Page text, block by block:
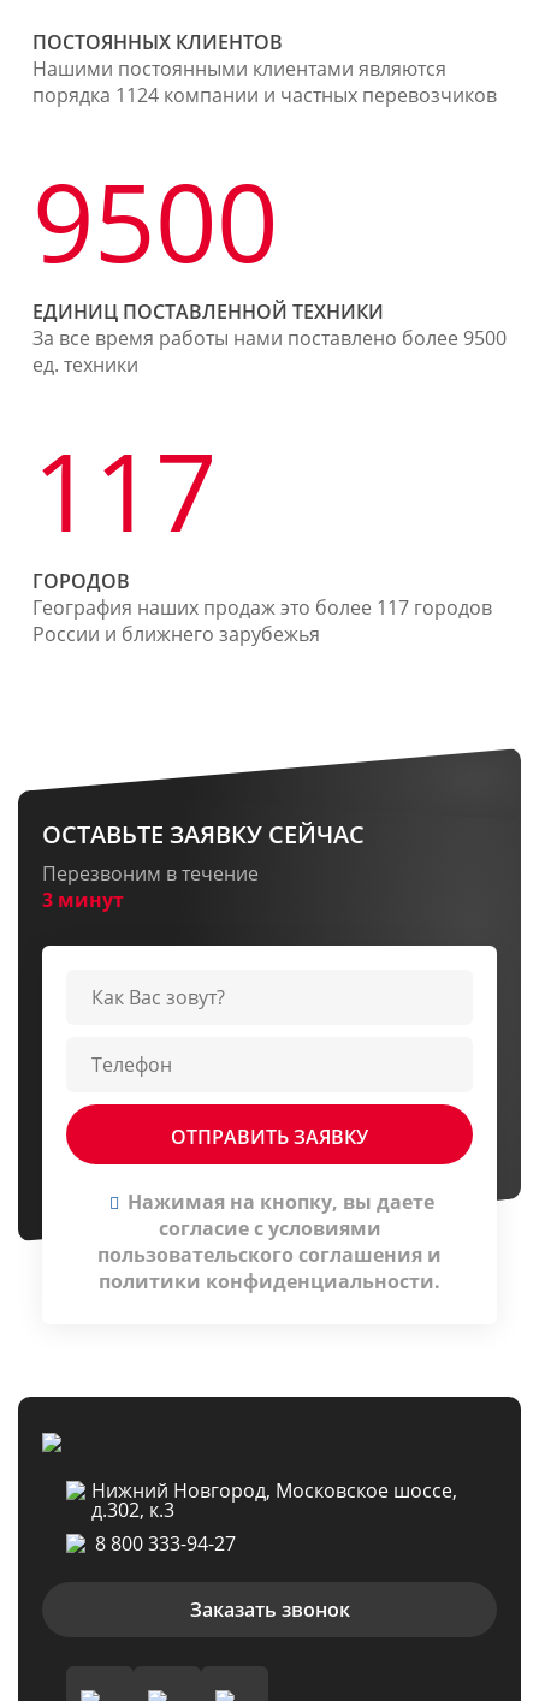
ПОСТОЯННЫХ КЛИЕНТОВ
Нашими постоянными клиентами являются
порядка 1124 компании и частных перевозчиков
9500
ЕДИНИЦ ПОСТАВЛЕННОЙ ТЕХНИКИ
За все время работы нами поставлено более 9500
ед. техники
117
ГОРОДОВ
География наших продаж это более 117 городов
России и ближнего зарубежья
ОСТАВЬТЕ ЗАЯВКУ СЕЙЧАС
Перезвоним в течение
3 минут
Нажимая на кнопку, вы даете
согласие c условиями
пользовательского соглашения и
политики конфиденциальности.
Нижний Новгород, Московское шоссе,
д.302, к.3
8 800 333-94-27
Заказать звонок